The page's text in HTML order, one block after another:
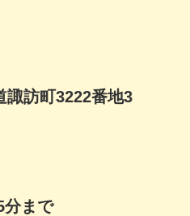
諏訪町3222番地3
分まで